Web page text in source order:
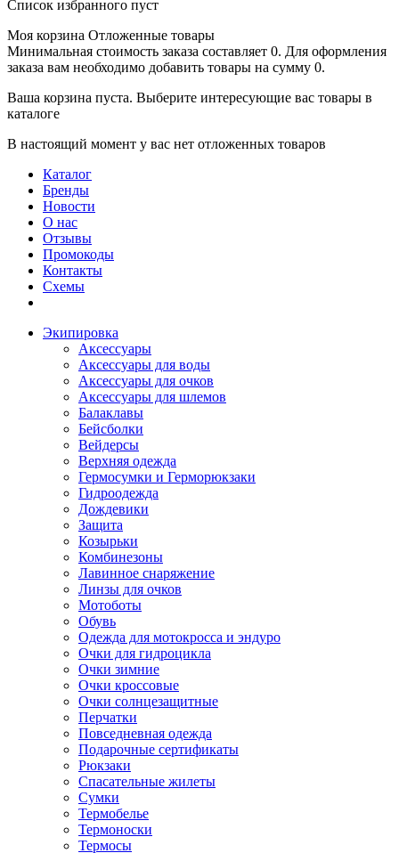
Список избранного пуст
Моя корзина Отложенные товары
Минимальная стоимость заказа составляет 0. Для оформления
заказа вам необходимо добавить товары на сумму 0.
Ваша корзина пуста. Выберите интересующие вас товары в
каталоге
В настоящий момент у вас нет отложенных товаров
Каталог
Бренды
Новости
О нас
Отзывы
Промокоды
Контакты
Схемы
Экипировка
Аксессуары
Аксессуары для воды
Аксессуары для очков
Аксессуары для шлемов
Балаклавы
Бейсболки
Вейдерсы
Верхняя одежда
Гермосумки и Герморюкзаки
Гидроодежда
Дождевики
Защита
Козырьки
Комбинезоны
Лавинное снаряжение
Линзы для очков
Мотоботы
Обувь
Одежда для мотокросса и эндуро
Очки для гидроцикла
Очки зимние
Очки кроссовые
Очки солнцезащитные
Перчатки
Повседневная одежда
Подарочные сертификаты
Рюкзаки
Спасательные жилеты
Сумки
Термобелье
Термоноски
Термосы